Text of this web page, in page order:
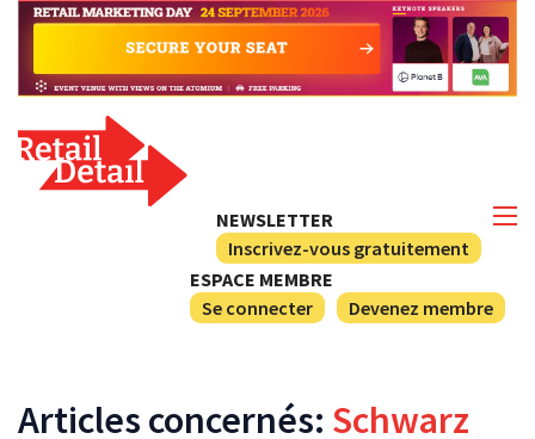
NEWSLETTER
Inscrivez-vous gratuitement
ESPACE MEMBRE
Se connecter
Devenez membre
Articles concernés: Schwarz